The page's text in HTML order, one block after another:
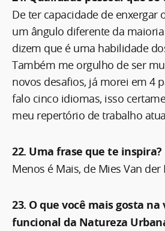
De ter capacidade de enxergar
um ângulo diferente da maioria
dizem que é uma habilidade
Também me orgulho de ser
novos desafios, já morei em 4
falo cinco idiomas, isso
meu repertório de trabalho
22. Uma frase que te inspira?
Menos é Mais, de Mies Van der
23. O que você mais gosta
funcional da Natureza